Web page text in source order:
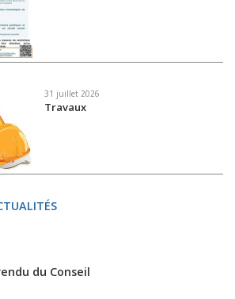
31 juillet 2026
Travaux
du Conseil